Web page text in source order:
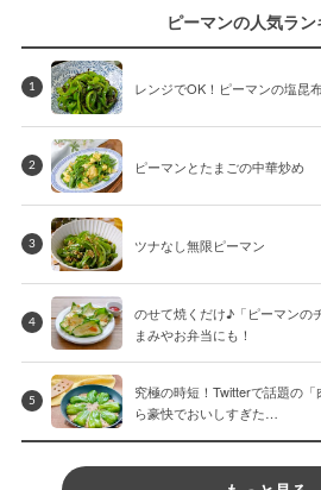
ピーマンの人気ラ
1 レンジでOK！ピーマンの塩昆
2 ピーマンとたまごの中華炒め
3 ツナなし無限ピーマン
4
のせて焼くだけ♪「ピーマンの
まみやお弁当にも！
5
究極の時短！Twitterで話題の
ら豪快でおいしすぎた…